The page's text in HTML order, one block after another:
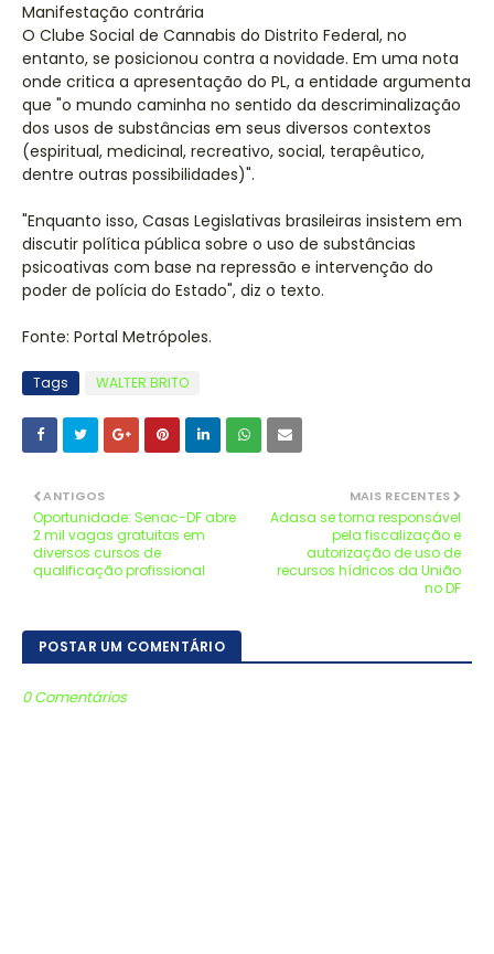
Manifestação contrária
O Clube Social de Cannabis do Distrito Federal, no
entanto, se posicionou contra a novidade. Em uma nota
onde critica a apresentação do PL, a entidade argumenta
que "o mundo caminha no sentido da descriminalização
dos usos de substâncias em seus diversos contextos
(espiritual, medicinal, recreativo, social, terapêutico,
dentre outras possibilidades)".
"Enquanto isso, Casas Legislativas brasileiras insistem em
discutir política pública sobre o uso de substâncias
psicoativas com base na repressão e intervenção do
poder de polícia do Estado", diz o texto.
Fonte: Portal Metrópoles.
Tags WALTER BRITO
MAIS RECENTES
Adasa se torna responsável
pela fiscalização e
autorização de uso de
recursos hídricos da União
no DF
ANTIGOS
Oportunidade: Senac-DF abre
2 mil vagas gratuitas em
diversos cursos de
qualificação profissional
POSTAR UM COMENTÁRIO
0 Comentários